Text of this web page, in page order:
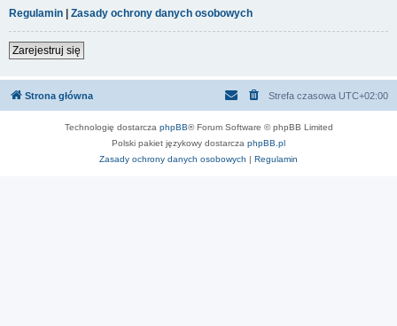
Regulamin | Zasady ochrony danych osobowych
Zarejestruj się
Strona główna Strefa czasowa UTC+02:00
Technologię dostarcza phpBB® Forum Software © phpBB Limited
Polski pakiet językowy dostarcza phpBB.pl
Zasady ochrony danych osobowych | Regulamin